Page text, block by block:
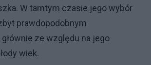
W tamtym czasie jego wybór
prawdopodobnym
ze względu na jego
wiek.